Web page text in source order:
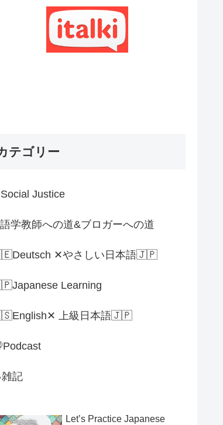
テゴリー
Justice
学教師への道&ブロガーへの道
✕やさしい日本語🇯🇵
Learning
上級日本語🇯🇵
雑記
Let’s Practice Japanese